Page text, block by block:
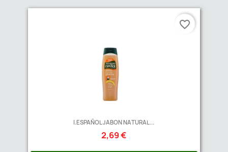
I.ESPAÑOL JABON NATURAL...
2,69 €
favorite_border